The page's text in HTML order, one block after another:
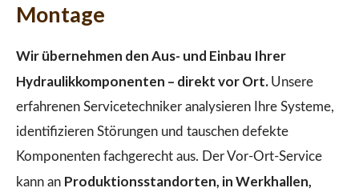
Montage
Wir übernehmen den Aus- und Einbau Ihrer
Hydraulikkomponenten – direkt vor Ort. Unsere
erfahrenen Servicetechniker analysieren Ihre Systeme,
identifizieren Störungen und tauschen defekte
Komponenten fachgerecht aus. Der Vor-Ort-Service
kann an Produktionsstandorten, in Werkhallen,